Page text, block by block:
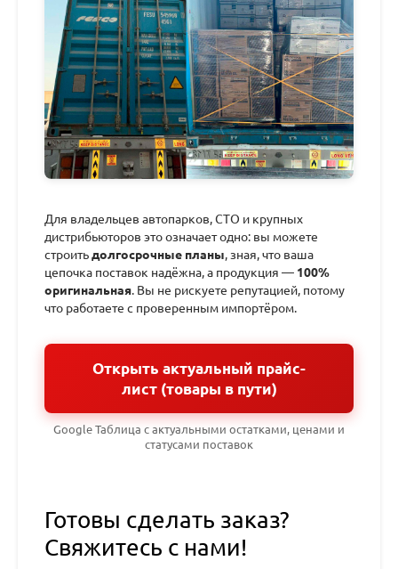
Для владельцев автопарков, СТО и крупных
дистрибьюторов это означает одно: вы можете
строитьдолгосрочные планы, зная, что ваша
цепочка поставок надёжна, а продукция — 100%
оригинальная. Вы не рискуете репутацией, потому
что работаете с проверенным импортёром.
Открыть актуальный прайс-
лист (товары в пути)
Google Таблица с актуальными остатками, ценами и
статусами поставок
Готовы сделать заказ?
Свяжитесь с нами!